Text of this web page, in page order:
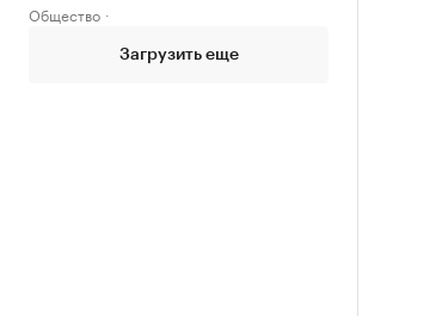
Общество
Загрузить еще